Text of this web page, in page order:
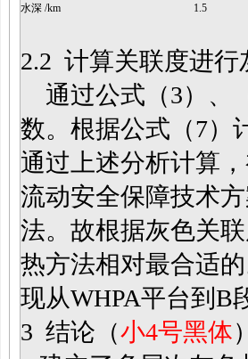
水深 /km
1.5
2.2 计算关联度进
通过公式（3）、
数。根据公式（7）
通过上述分析计算，
流动安全保障技术
法。故根据灰色关
热方法相对最合适
现从WHPA平台到B
3 结论（小4号黑体）